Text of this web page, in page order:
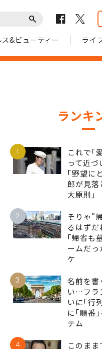
ス&ビューティー ライ
ランキ
1
これで｢
って近
｢野望に
郎が見落
大原則｣
2
そりゃ"
るはず
｢帰省も
ームだっ
ケ
3
名前を書
い…フラ
いに｢行
に｢順番
テム
4
このま